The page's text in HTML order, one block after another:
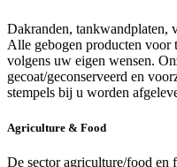
Dakranden, tankwandplaten,
Alle gebogen producten
volgens uw eigen wensen.
gecoat/geconserveerd en
stempels bij u worden
Agriculture & Food
De sector agriculture/food en